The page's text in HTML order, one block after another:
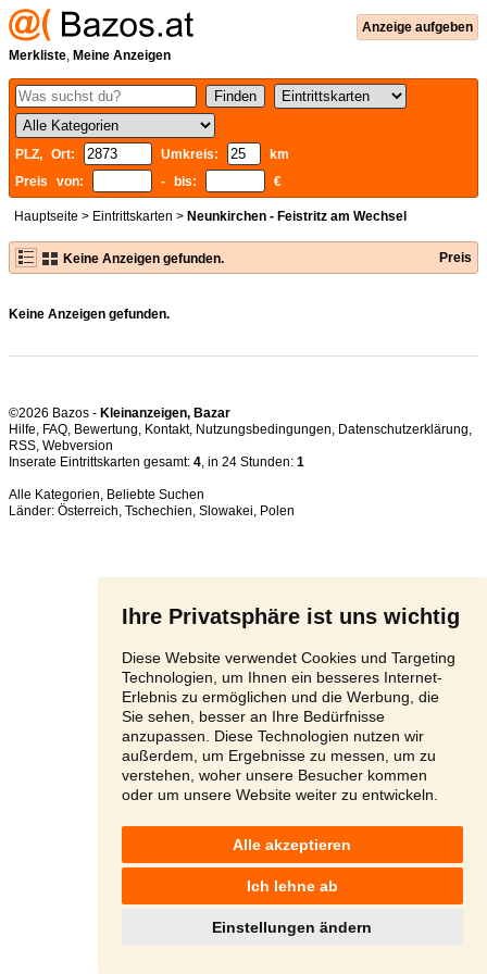
Ihre Privatsphäre ist uns wichtig
Diese Website verwendet Cookies und Targeting
Technologien, um Ihnen ein besseres Internet-
Erlebnis zu ermöglichen und die Werbung, die
Sie sehen, besser an Ihre Bedürfnisse
anzupassen. Diese Technologien nutzen wir
außerdem, um Ergebnisse zu messen, um zu
verstehen, woher unsere Besucher kommen
oder um unsere Website weiter zu entwickeln.
Alle akzeptieren
Ich lehne ab
Einstellungen ändern
Anzeige aufgeben
Merkliste, Meine Anzeigen
PLZ, Ort: Umkreis:
km
Preis von:
- bis: €
Hauptseite > Eintrittskarten > Neunkirchen - Feistritz am Wechsel
Keine Anzeigen gefunden. Preis
Keine Anzeigen gefunden.
©2026 Bazos - Kleinanzeigen, Bazar
Hilfe, FAQ, Bewertung, Kontakt, Nutzungsbedingungen, Datenschutzerklärung,
RSS,
Inserate Eintrittskarten gesamt: 4, in 24 Stunden: 1
Alle Kategorien, Beliebte Suchen
Länder: Österreich, Tschechien, Slowakei, Polen